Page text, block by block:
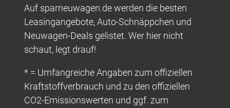
Auf sparneuwagen.de werden die besten
Leasingangebote, Auto-Schnäppchen und
Neuwagen-Deals gelistet. Wer hier nicht
schaut, legt drauf!
* = Umfangreiche Angaben zum offiziellen
Kraftstoffverbrauch und zu den offiziellen
CO2-Emissionswerten und ggf. zum